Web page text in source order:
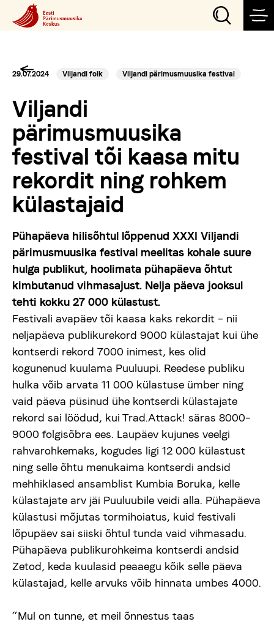
Sündmused
Teeme
Külasta
Õpi
Korralda
Uudised
viljandifolk.ee
Anneta
Vaegnägijale
Est Eng
29.07.2024 Viljandi folk Viljandi pärimusmuusika festival
Viljandi
pärimusmuusika
festival tõi kaasa mitu
rekordit ning rohkem
külastajaid
Pühapäeva hilisõhtul lõppenud XXXI Viljandi
pärimusmuusika festival meelitas kohale suure
hulga publikut, hoolimata pühapäeva õhtut
kimbutanud vihmasajust. Nelja päeva jooksul
tehti kokku 27 000 külastust.
Festivali avapäev tõi kaasa kaks rekordit – nii
neljapäeva publikurekord 9000 külastajat kui ühe
kontserdi rekord 7000 inimest, kes olid
kogunenud kuulama Puuluupi. Reedese publiku
hulka võib arvata 11 000 külastuse ümber ning
vaid päeva püsinud ühe kontserdi külastajate
rekord sai löödud, kui Trad.Attack! säras 8000–
9000 folgisõbra ees. Laupäev kujunes veelgi
rahvarohkemaks, kogudes ligi 12 000 külastust
ning selle õhtu menukaima kontserdi andsid
mehhiklased ansamblist Kumbia Boruka, kelle
külastajate arv jäi Puuluubile veidi alla. Pühapäeva
külastusi mõjutas tormihoiatus, kuid festivali
lõpupäev sai siiski õhtul tunda vaid vihmasadu.
Pühapäeva publikurohkeima kontserdi andsid
Zetod, keda kuulasid peaaegu kõik selle päeva
külastajad, kelle arvuks võib hinnata umbes 4000.
“Mul on tunne, et meil õnnestus taas